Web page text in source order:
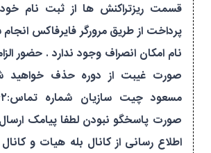
قسمت ریزتراکنش ها از ثبت نام
پرداخت از طریق مرورگر فایرفاکس
نام امکان انصراف وجود ندارد . حضور
صورت غیبت از دوره حذف خواهید
صورت پاسخگو نبودن لطفا پیامک
اطلاع رسانی از کانال بله هیات و کانال